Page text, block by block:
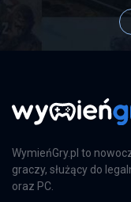
WymieńGry.pl to
graczy, służący do
oraz PC.